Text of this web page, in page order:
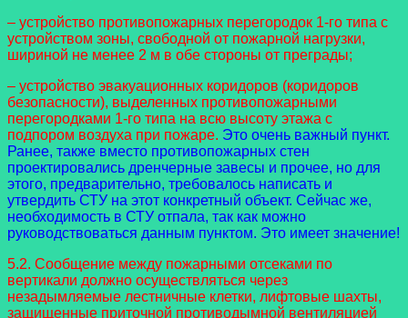
– устройство противопожарных перегородок 1-го типа с
устройством зоны, свободной от пожарной нагрузки,
шириной не менее 2 м в обе стороны от преграды;
– устройство эвакуационных коридоров (коридоров
безопасности), выделенных противопожарными
перегородками 1-го типа на всю высоту этажа с
подпором воздуха при пожаре. Это очень важный пункт.
Ранее, также вместо противопожарных стен
проектировались дренчерные завесы и прочее, но для
этого, предварительно, требовалось написать и
утвердить СТУ на этот конкретный объект. Сейчас же,
необходимость в СТУ отпала, так как можно
руководствоваться данным пунктом. Это имеет значение!
5.2. Сообщение между пожарными отсеками по
вертикали должно осуществляться через
незадымляемые лестничные клетки, лифтовые шахты,
защищенные приточной противодымной вентиляцией